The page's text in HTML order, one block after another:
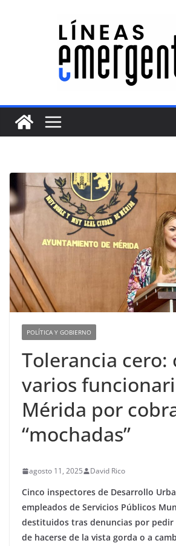
POLÍTICA Y GOBIERNO
Tolerancia cero:
varios
Mérida por
“mochadas”
agosto 11, 2025 David Rico
Cinco inspectores de Desarrollo
empleados de Servicios Públicos
destituidos tras denuncias por pedir
de hacerse de la vista gorda o a